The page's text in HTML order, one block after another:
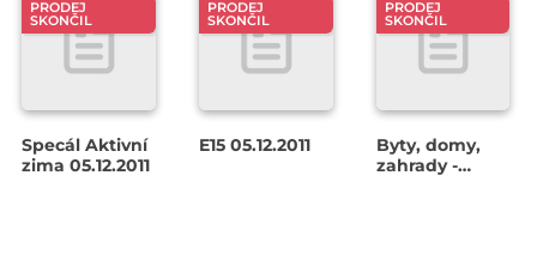
PRODEJ
SKONČIL
Specál Aktivní
zima 05.12.2011
PRODEJ
SKONČIL
E15 05.12.2011
PRODEJ
SKONČIL
Byty, domy,
zahrady -